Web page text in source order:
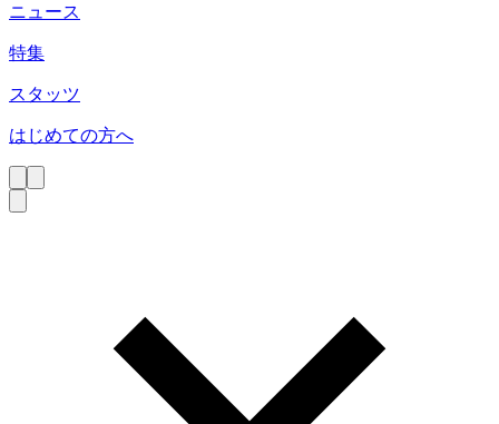
ニュース
特集
スタッツ
はじめての方へ